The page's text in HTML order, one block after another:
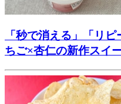
「秒で消える」「リ
ちご×杏仁の新作スイ